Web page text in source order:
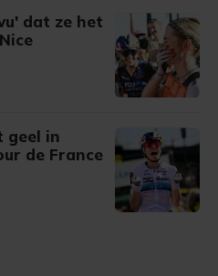
dat ze het
geel in
de France